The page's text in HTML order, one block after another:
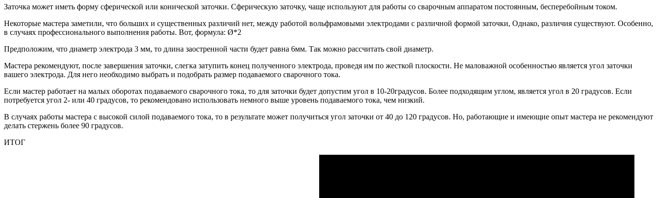
Заточка может иметь форму сферической или конической заточки. Сферическую заточку, чаще используют для работы со сварочным аппаратом постоянным, бесперебойным током.
Некоторые мастера заметили, что больших и существенных различий нет, между работой вольфрамовыми электродами с различной формой заточки, Однако, различия существуют. Особенно,
в случаях профессионального выполнения работы. Вот, формула: Ø*2
Предположим, что диаметр электрода 3 мм, то длина заостренной части будет равна 6мм. Так можно рассчитать свой диаметр.
Мастера рекомендуют, после завершения заточки, слегка затупить конец полученного электрода, проведя им по жесткой плоскости. Не маловажной особенностью является угол заточки
вашего электрода. Для него необходимо выбрать и подобрать размер подаваемого сварочного тока.
Если мастер работает на малых оборотах подаваемого сварочного тока, то для заточки будет допустим угол в 10-20градусов. Более подходящим углом, является угол в 20 градусов. Если
потребуется угол 2- или 40 градусов, то рекомендовано использовать немного выше уровень подаваемого тока, чем низкий.
В случаях работы мастера с высокой силой подаваемого тока, то в результате может получиться угол заточки от 40 до 120 градусов. Но, работающие и имеющие опыт мастера не рекомендуют
делать стержень более 90 градусов.
ИТОГ